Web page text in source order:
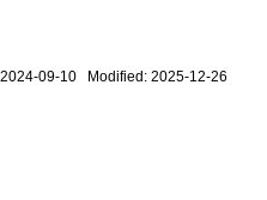
09-10 Modified: 2025-12-26